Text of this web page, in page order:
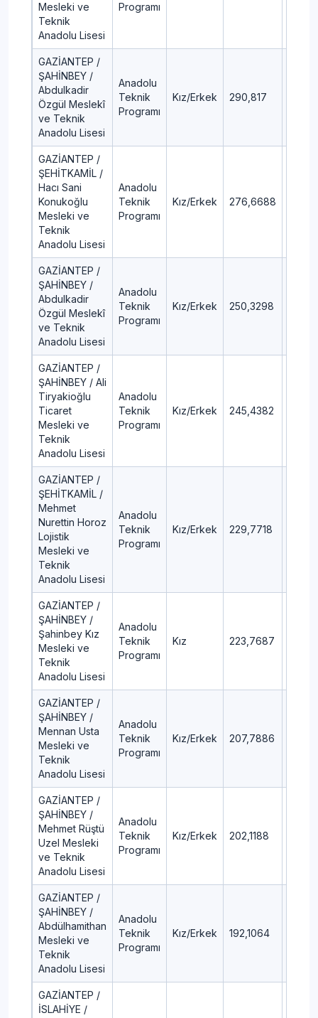
Mesleki ve
Teknik
Anadolu Lisesi
Programı
GAZİANTEP /
ŞAHİNBEY /
Abdulkadir
Özgül Meslekî
ve Teknik
Anadolu Lisesi
Anadolu
Teknik
Programı
Kız/Erkek 290,817
GAZİANTEP /
ŞEHİTKAMİL /
Hacı Sani
Konukoğlu
Mesleki ve
Teknik
Anadolu Lisesi
Anadolu
Teknik
Programı
Kız/Erkek 276,6688
GAZİANTEP /
ŞAHİNBEY /
Abdulkadir
Özgül Meslekî
ve Teknik
Anadolu Lisesi
Anadolu
Teknik
Programı
Kız/Erkek 250,3298
GAZİANTEP /
ŞAHİNBEY / Ali
Tiryakioğlu
Ticaret
Mesleki ve
Teknik
Anadolu Lisesi
Anadolu
Teknik
Programı
Kız/Erkek 245,4382
GAZİANTEP /
ŞEHİTKAMİL /
Mehmet
Nurettin Horoz
Lojistik
Mesleki ve
Teknik
Anadolu Lisesi
Anadolu
Teknik
Programı
Kız/Erkek 229,7718
GAZİANTEP /
ŞAHİNBEY /
Şahinbey Kız
Mesleki ve
Teknik
Anadolu Lisesi
Anadolu
Teknik
Programı
Kız 223,7687
GAZİANTEP /
ŞAHİNBEY /
Mennan Usta
Mesleki ve
Teknik
Anadolu Lisesi
Anadolu
Teknik
Programı
Kız/Erkek 207,7886
GAZİANTEP /
ŞAHİNBEY /
Mehmet Rüştü
Uzel Mesleki
ve Teknik
Anadolu Lisesi
Anadolu
Teknik
Programı
Kız/Erkek 202,1188
GAZİANTEP /
ŞAHİNBEY /
Abdülhamithan
Mesleki ve
Teknik
Anadolu Lisesi
Anadolu
Teknik
Programı
Kız/Erkek 192,1064
GAZİANTEP /
İSLAHİYE /